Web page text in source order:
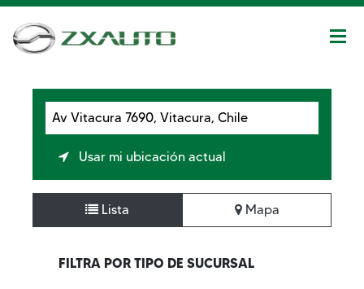
Usar mi ubicación actual
Lista Mapa
FILTRA POR TIPO DE SUCURSAL
VER TODOS LOS DETALLES